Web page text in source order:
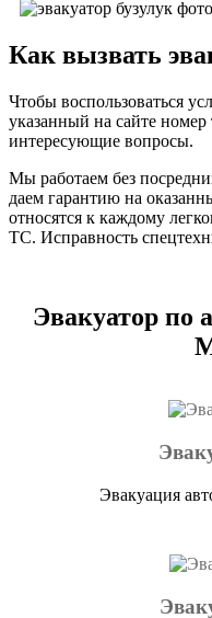
Как вызвать
Чтобы воспользоваться
указанный на сайте номер
интересующие вопросы.
Мы работаем без
даем гарантию на
относятся к каждому
ТС. Исправность
Эвакуатор по
Эвакуация